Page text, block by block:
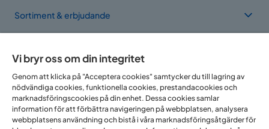
Sortiment & erbjudande
Om Trademax
Vi finns i flera länder
Vi bryr oss om din integritet
Genom att klicka på "Acceptera cookies" samtycker du till lagring av
nödvändiga cookies, funktionella cookies, prestandacookies och
marknadsföringscookies på din enhet. Dessa cookies samlar
information för att förbättra navigeringen på webbplatsen, analysera
webbplatsens användning och bistå i våra marknadsföringsåtgärder för